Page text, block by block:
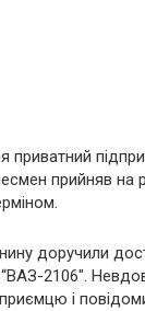
приватний
прийняв на
доручили
2106″.
і